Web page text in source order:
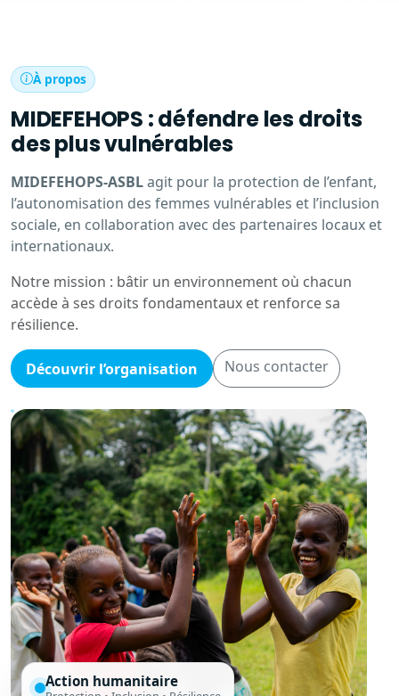
À propos
MIDEFEHOPS : défendre les droits
des plus vulnérables
MIDEFEHOPS-ASBLagit pour la protection de l’enfant,
l’autonomisation des femmes vulnérables et l’inclusion
sociale, en collaboration avec des partenaires locaux et
internationaux.
Notre mission : bâtir un environnement où chacun
accède à ses droits fondamentaux et renforce sa
résilience.
Découvrir l’organisation Nous contacter
Action humanitaire